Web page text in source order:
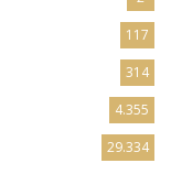
117
314
4.355
29.334